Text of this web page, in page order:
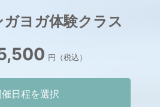
ヨガ体験クラス
円（税込）
催日程を選択